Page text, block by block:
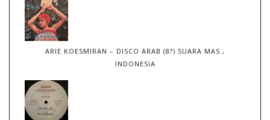
ARIE KOESMIRAN – DISCO ARAB (8?) SUARA MAS ,
INDONESIA